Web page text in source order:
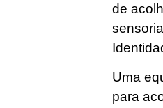
de
Uma
para